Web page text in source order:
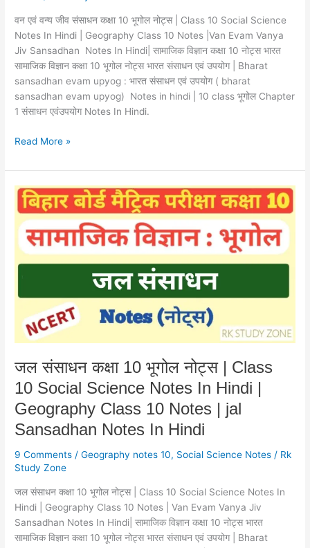
वन एवं वन्य जीव संसाधन कक्षा 10 भूगोल नोट्स | Class 10 Social Science
Notes In Hindi | Geography Class 10 Notes |Van Evam Vanya
Jiv Sansadhan Notes In Hindi| सामाजिक विज्ञान कक्षा 10 नोट्स भारत
सामाजिक विज्ञान कक्षा 10 भूगोल नोट्स भारत संसाधन एवं उपयोग | Bharat
sansadhan evam upyog : भारत संसाधन एवं उपयोग ( bharat
sansadhan evam upyog) Notes in hindi | 10 class भूगोल Chapter
1 संसाधन एवंउपयोग Notes In Hindi.
Notes
|
Van
Evam
Vanya
Jiv
Sansadhan
In
Read More »
जल संसाधन कक्षा 10 भूगोल नोट्स | Class
10 Social Science Notes In Hindi |
Geography Class 10 Notes | jal
Sansadhan Notes In Hindi
9 Comments /Geography notes 10, Social Science Notes / Rk
Study Zone
जल संसाधन कक्षा 10 भूगोल नोट्स | Class 10 Social Science Notes In
Hindi | Geography Class 10 Notes | Van Evam Vanya Jiv
Sansadhan Notes In Hindi| सामाजिक विज्ञान कक्षा 10 नोट्स भारत
सामाजिक विज्ञान कक्षा 10 भूगोल नोट्स भारत संसाधन एवं उपयोग | Bharat
जल
संसाधन
कक्षा
भूगोल
नोट्स
Class
Social
Science
In
Hindi
|
Geography
Class
10
Notes
jal
Sansadhan
Notes
In